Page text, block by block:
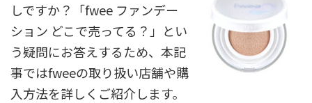
しですか？「fwee ファンデー
ション どこで売ってる？」とい
う疑問にお答えするため、本記
事ではfweeの取り扱い店舗や購
入方法を詳しくご紹介します。